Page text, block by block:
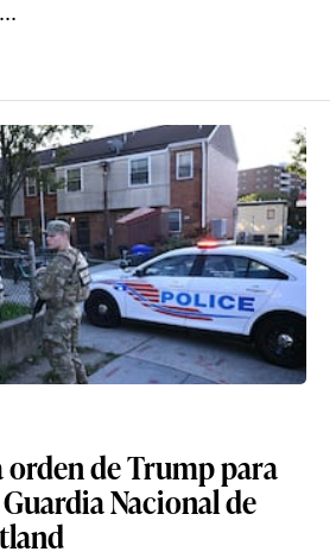
orden de Trump para
Nacional de